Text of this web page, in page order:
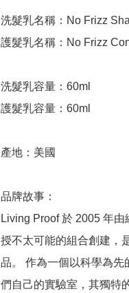
洗髮乳名稱：No Frizz
護髮乳名稱：No Frizz
洗髮乳容量：60ml
護髮乳容量：60ml
產地：美國
品牌故事：
Living Proof 於 2005 年
授不太可能的組合創建，
品。 作為一個以科學為
們自己的實驗室，其獨特